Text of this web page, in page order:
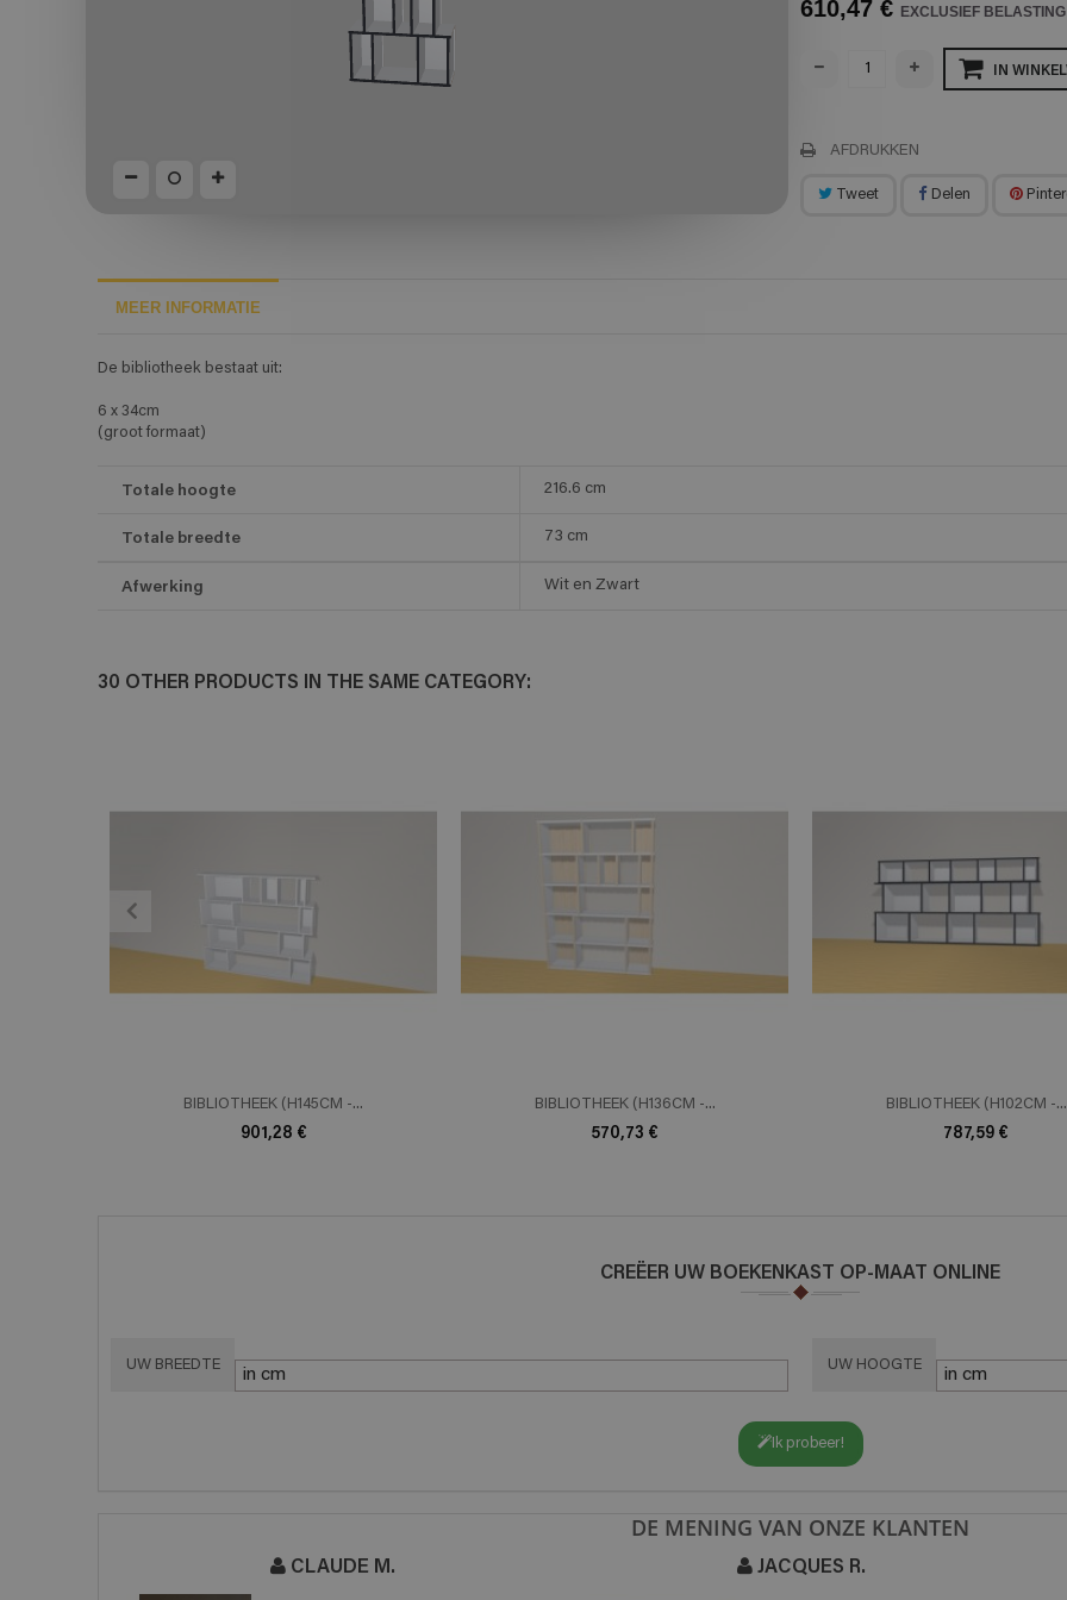
610,47 € EXCLUSIEF BELASTING
IN
AFDRUKKEN
Tweet Delen
MEER INFORMATIE
De bibliotheek bestaat uit:
6 x 34cm
(groot formaat)
Totale hoogte 216.6 cm
Totale breedte 73 cm
Afwerking Wit en Zwart
30 OTHER PRODUCTS IN THE SAME CATEGORY:
ADD TO CART
BIBLIOTHEEK (H145CM -...
901,28 €
BIBLIOTHEEK (H136CM -...
570,73 €
BIBLIOTHEEK (H102CM -...
787,59 €
CREËER UW BOEKENKAST OP-MAAT ONLINE
UW BREEDTE UW HOOGTE
Ik probeer!
DE MENING VAN ONZE KLANTEN
CLAUDE M. JACQUES R.